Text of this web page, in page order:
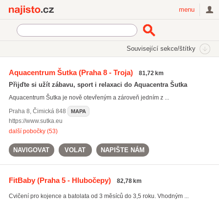
menu
Související sekce/štítky
Rodina a společnost
ZOO a botanické zahrady (44)
(40)
Lasergame (17)
Aquacentrum Šutka(Praha 8 - Troja) 81,72 km
Přijďte si užít zábavu, sport i relaxaci do Aquacentra Šutka
Aquacentrum Šutka je nově otevřeným a zároveň jedním z ...
Praha 8, Čimická 848 MAPA
https://www.sutka.eu
další pobočky (53)
NAVIGOVAT VOLAT NAPIŠTE NÁM
FitBaby(Praha 5 - Hlubočepy) 82,78 km
Cvičení pro kojence a batolata od 3 měsíců do 3,5 roku. Vhodným ...